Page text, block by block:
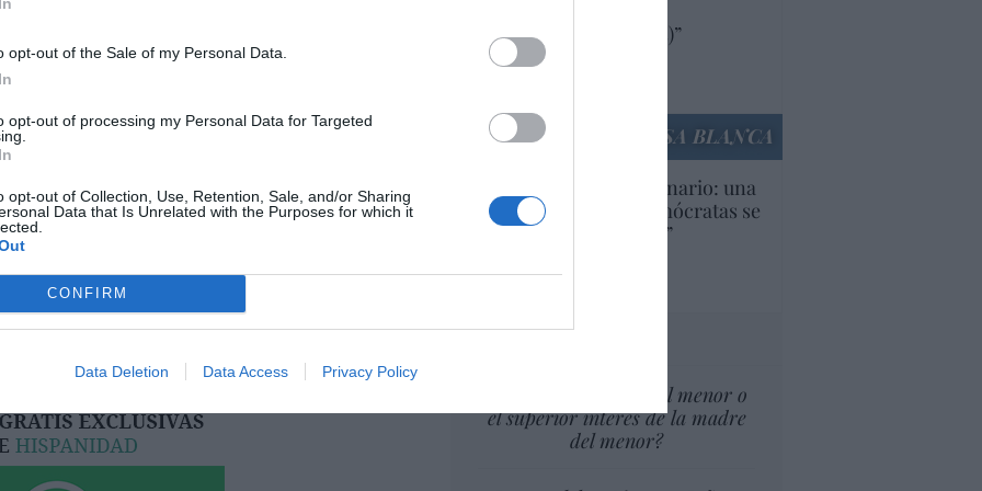
opt-out of the Sale of my Personal Data.
opt-out of processing my Personal Data for Targeted
opt-out of Collection, Use, Retention, Sale, and/or Sharing
Data that Is Unrelated with the Purposes for which it
CONFIRM
Data Deletion Data Access Privacy Policy
este artículo?
newsletter y recibe cada dia
destacado de Hispanidad
legales
americanas (y europeas)”
por Ana Sánchez Arjona
LA CASA BLANCA
EEUU. Inquietante escenario: una
tercera parte de los demócratas se
define como “socialista”
¿El Superior interés el menor o
el superior interés de la madre
del menor?